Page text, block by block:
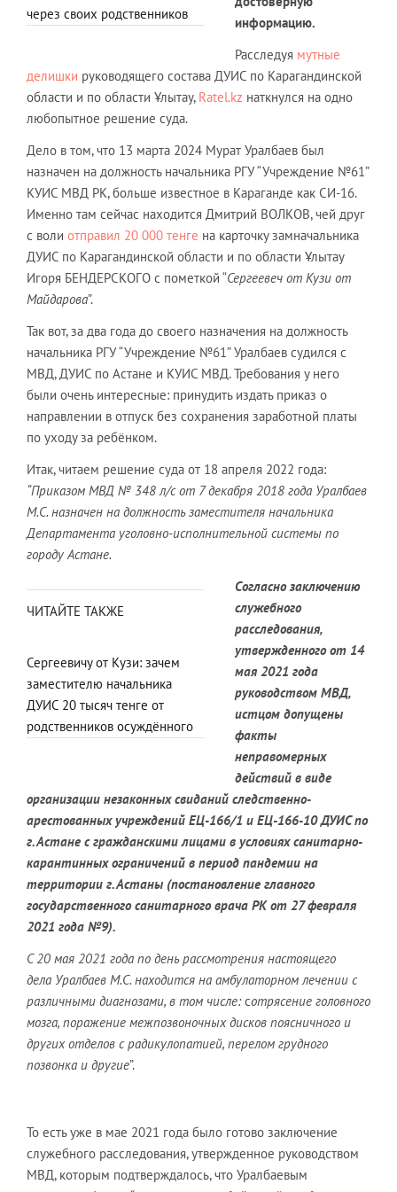
через своих родственников
информацию.
Расследуя мутные
делишки руководящего состава ДУИС по Карагандинской
области и по области Ұлытау, Ratel.kz наткнулся на одно
любопытное решение суда.
Дело в том, что 13 марта 2024 Мурат Уралбаев был
назначен на должность начальника РГУ “Учреждение №61”
КУИС МВД РК, больше известное в Караганде как СИ-16.
Именно там сейчас находится Дмитрий ВОЛКОВ, чей друг
с воли отправил 20 000 тенге на карточку замначальника
ДУИС по Карагандинской области и по области Ұлытау
Игоря БЕНДЕРСКОГО с пометкой “Сергеевеч от Кузи от
Майдарова”.
Так вот, за два года до своего назначения на должность
начальника РГУ “Учреждение №61” Уралбаев судился с
МВД, ДУИС по Астане и КУИС МВД. Требования у него
были очень интересные: принудить издать приказ о
направлении в отпуск без сохранения заработной платы
по уходу за ребёнком.
Итак, читаем решение суда от 18 апреля 2022 года:
“Приказом МВД № 348 л/с от 7 декабря 2018 года Уралбаев
М.С. назначен на должность заместителя начальника
Департамента уголовно-исполнительной системы по
городуАстане.
ЧИТАЙТЕ ТАКЖЕ
Сергеевичу от Кузи: зачем
заместителю начальника
ДУИС 20 тысяч тенге от
родственников осуждённого
Согласно заключению
служебного
расследования,
утвержденного от 14
мая 2021 года
руководством МВД,
истцом допущены
факты
неправомерных
действий в виде
организации незаконных свиданий следственно-
арестованныхучреждений ЕЦ-166/1 и ЕЦ-166-10 ДУИС по
г.Астане сгражданскими лицами в условиях санитарно-
карантинных ограничений в период пандемии на
территории г.Астаны (постановление главного
государственного санитарного врача РК от 27 февраля
2021 года №9).
С 20 мая 2021 года по день рассмотрения настоящего
дела Уралбаев М.С. находится на амбулаторном лечении с
различными диагнозами, в том числе:сотрясение головного
мозга, поражение межпозвоночных дисков поясничного и
других отделов с радикулопатией, перелом грудного
позвонка и другие”.
То есть уже в мае 2021 года было готово заключение
служебного расследования, утвержденное руководством
МВД, которым подтверждалось, что Уралбаевым